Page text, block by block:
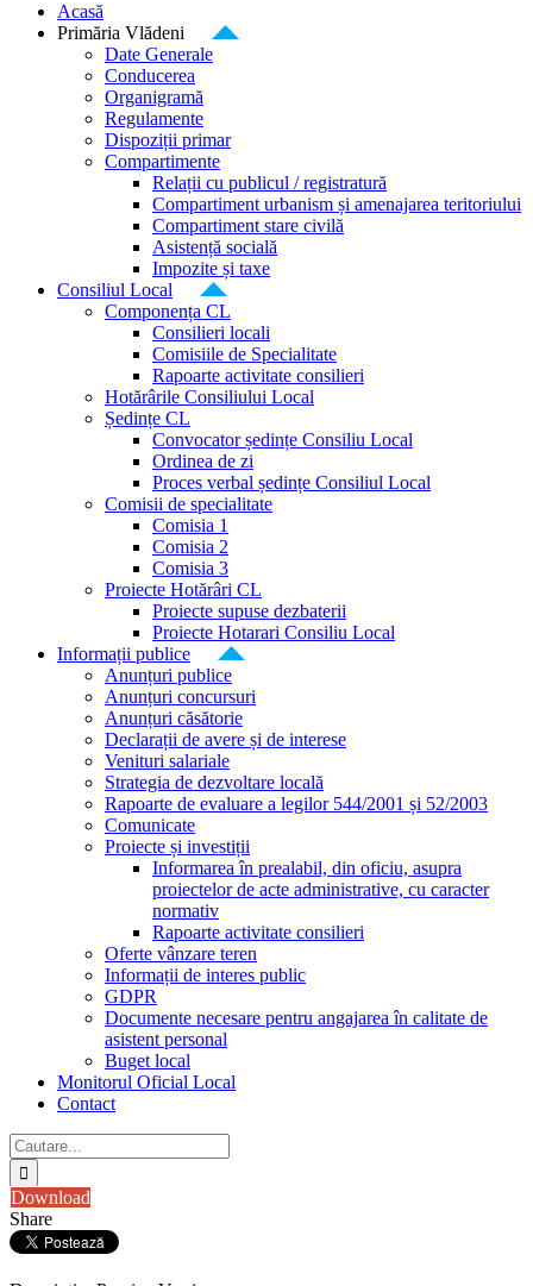
Acasă
Primăria Vlădeni
Date Generale
Conducerea
Organigramă
Regulamente
Dispoziții primar
Compartimente
Relații cu publicul / registratură
Compartiment urbanism și amenajarea teritoriului
Compartiment stare civilă
Asistență socială
Impozite și taxe
Consiliul Local
Componența CL
Consilieri locali
Comisiile de Specialitate
Rapoarte activitate consilieri
Hotărârile Consiliului Local
Ședințe CL
Convocator ședințe Consiliu Local
Ordinea de zi
Proces verbal ședințe Consiliul Local
Comisii de specialitate
Comisia 1
Comisia 2
Comisia 3
Proiecte Hotărâri CL
Proiecte supuse dezbaterii
Proiecte Hotarari Consiliu Local
Informații publice
Anunțuri publice
Anunțuri concursuri
Anunțuri căsătorie
Declarații de avere și de interese
Venituri salariale
Strategia de dezvoltare locală
Rapoarte de evaluare a legilor 544/2001 și 52/2003
Comunicate
Proiecte și investiții
Informarea în prealabil, din oficiu, asupra
proiectelor de acte administrative, cu caracter
normativ
Rapoarte activitate consilieri
Oferte vânzare teren
Informații de interes public
GDPR
Documente necesare pentru angajarea în calitate de
asistent personal
Buget local
Monitorul Oficial Local
Contact
Cautare...
Download
Share